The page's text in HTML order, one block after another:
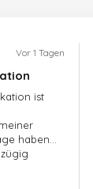
Vor 1 Tagen
ist
haben